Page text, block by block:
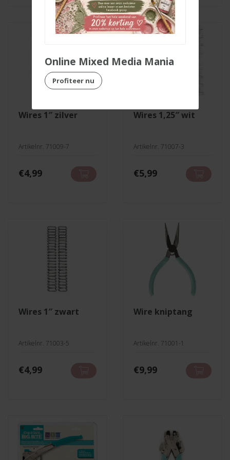
wires 1″ zilver
Artikelnr. 71009-7
€4,99
wires 1,25″ wit
Artikelnr. 71007-3
€5,99
wires 1″ zwart
Artikelnr. 71003-5
€4,99
wire kniptang
Artikelnr. 71001-1
€9,99
Online Mixed Media Mania
Profiteer nu